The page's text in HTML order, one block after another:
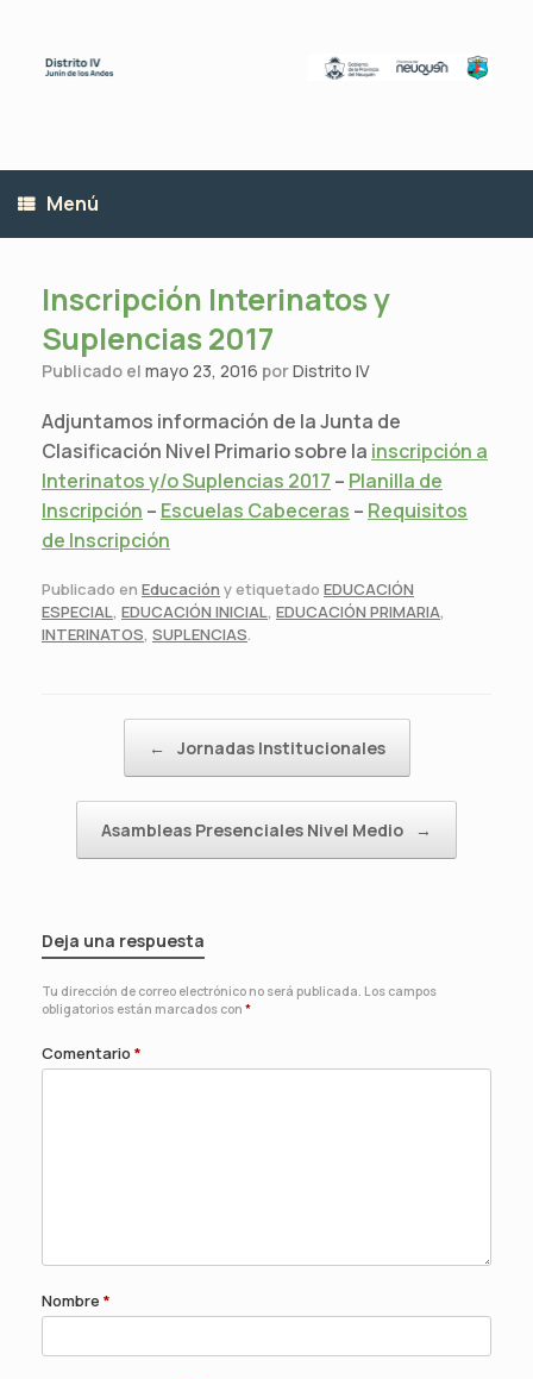
contenido
Menú
Inscripción Interinatos y
Suplencias 2017
Publicado el mayo 23, 2016 porDistrito IV
Adjuntamos información de la Junta de
Clasificación Nivel Primario sobre la inscripción a
Interinatos y/o Suplencias 2017 – Planilla de
Inscripción – Escuelas Cabeceras – Requisitos
de Inscripción
Publicado en Educación y etiquetado EDUCACIÓN
ESPECIAL, EDUCACIÓN INICIAL, EDUCACIÓN PRIMARIA,
INTERINATOS, SUPLENCIAS.
← Jornadas Institucionales
Asambleas Presenciales Nivel Medio →
Deja una respuesta
Tu dirección de correo electrónico no será publicada. Los campos
obligatorios están marcados con *
Comentario *
Nombre *